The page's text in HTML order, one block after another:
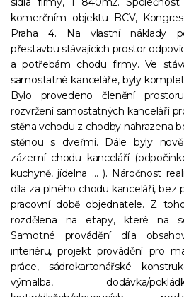
komerčním objektu BCV,
Praha 4. Na vlastní náklady
přestavbu stávajících prostor
a potřebám chodu firmy. Ve
samostatné kanceláře, byly
Bylo provedeno členění
rozvržení samostatných kanceláří
stěna vchodu z chodby nahrazena
stěnou s dveřmi. Dále byly
zázemí chodu kanceláří
kuchyně, jídelna … ). Náročnost
díla za plného chodu kanceláří, bez
pracovní době objednatele. Z
rozdělena na etapy, které na
Samotné provádění díla
interiéru, projekt provádění pro
práce, sádrokartonářské
výmalba, dodávka/